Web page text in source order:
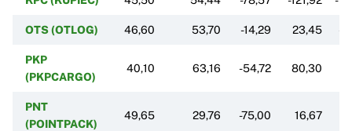
OTS (OTLOG) 46,60 53,70 -14,29 23,45 -
PKP
(PKPCARGO)
40,10 63,16 -54,72 80,30
PNT
(POINTPACK)
49,65 29,76 -75,00 16,67